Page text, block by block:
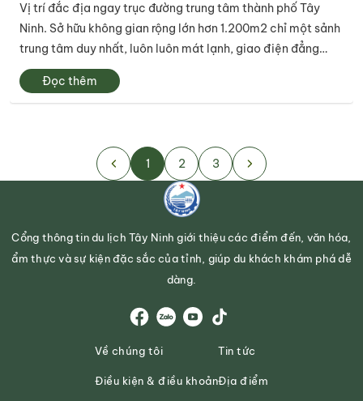
Vị trí đắc địa ngay trục đường trung tâm thành phố Tây
Ninh. Sở hữu không gian rộng lớn hơn 1.200m2 chỉ một sảnh
trung tâm duy nhất, luôn luôn mát lạnh, giao điện đẳng
cấp, sức chứa lên đến 1.000 khách mỗi đêm. Mệnh danh
Nhà hàng Beer Club lớn nhất...
Đọc thêm
1 2 3
Cổng thông tin du lịch Tây Ninh giới thiệu các điểm đến, văn hóa,
ẩm thực và sự kiện đặc sắc của tỉnh, giúp du khách khám phá dễ
dàng.
Về chúng tôi
Điều kiện & điều khoản
Tin tức
Địa điểm